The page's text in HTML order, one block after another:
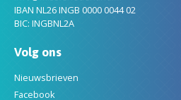
IBAN NL26 INGB 0000 0044 02
BIC: INGBNL2A
Volg ons
Nieuwsbrieven
Facebook